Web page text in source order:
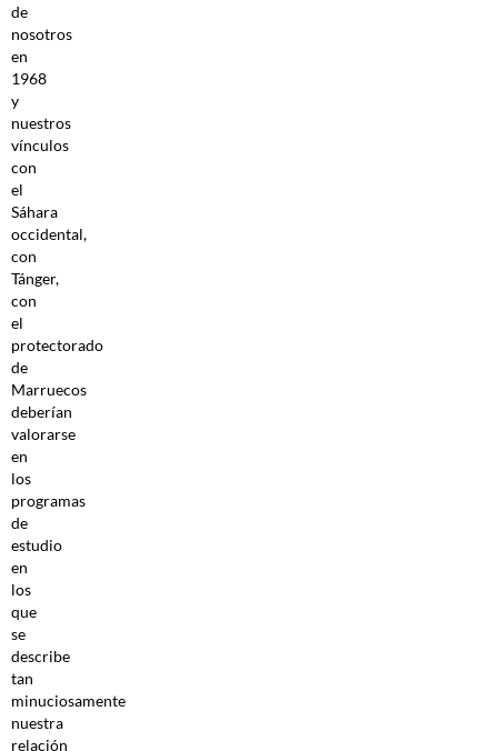
de
nosotros
en
1968
y
nuestros
vínculos
con
el
Sáhara
occidental,
con
Tánger,
con
el
protectorado
de
Marruecos
deberían
valorarse
en
los
programas
de
estudio
en
los
que
se
describe
tan
minuciosamente
nuestra
relación